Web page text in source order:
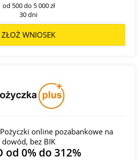
od 500 do 5 000 zł
30 dni
ZŁOŻ WNIOSEK
online pozabankowe na
dowód, bez BIK
od 0% do 312%